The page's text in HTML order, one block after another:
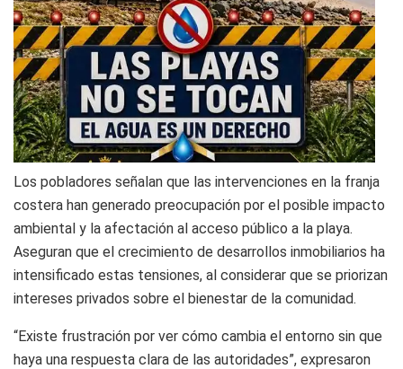
Los pobladores señalan que las intervenciones en la franja
costera han generado preocupación por el posible impacto
ambiental y la afectación al acceso público a la playa.
Aseguran que el crecimiento de desarrollos inmobiliarios ha
intensificado estas tensiones, al considerar que se priorizan
intereses privados sobre el bienestar de la comunidad.
“Existe frustración por ver cómo cambia el entorno sin que
haya una respuesta clara de las autoridades”, expresaron